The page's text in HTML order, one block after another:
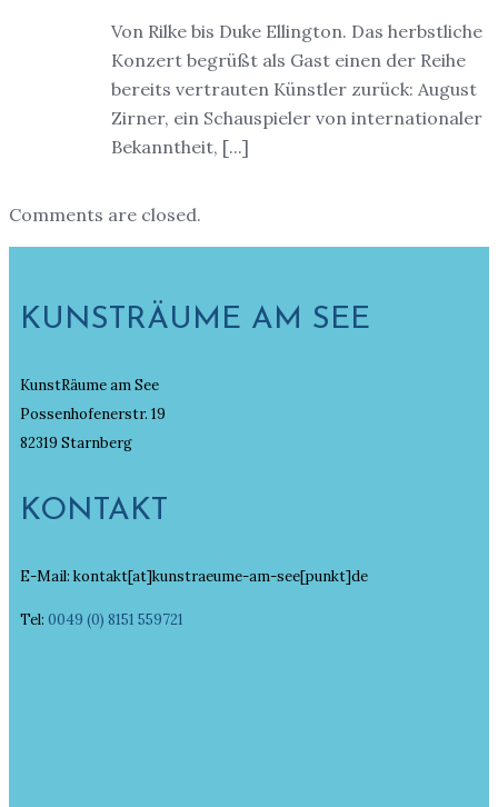
Von Rilke bis Duke Ellington. Das herbstliche
Konzert begrüßt als Gast einen der Reihe
bereits vertrauten Künstler zurück: August
Zirner, ein Schauspieler von internationaler
Bekanntheit, [...]
Comments are closed.
KUNSTRÄUME AM SEE
KunstRäume am See
Possenhofenerstr. 19
82319 Starnberg
KONTAKT
E-Mail: kontakt[at]kunstraeume-am-see[punkt]de
Tel: 0049 (0) 8151 559721